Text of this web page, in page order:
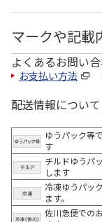
マークや記載
よくあるお問い
お支払い方法
配送情報について
ゆうパック等
す
チルドゆうパ
します
冷凍ゆうパッ
ます。
佐川急便での